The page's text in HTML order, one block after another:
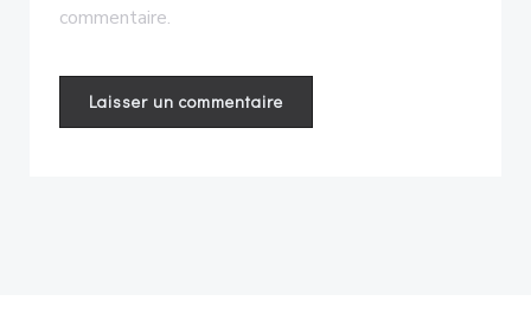
commentaire.